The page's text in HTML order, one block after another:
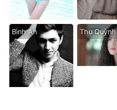
Bình An Thu Quỳnh